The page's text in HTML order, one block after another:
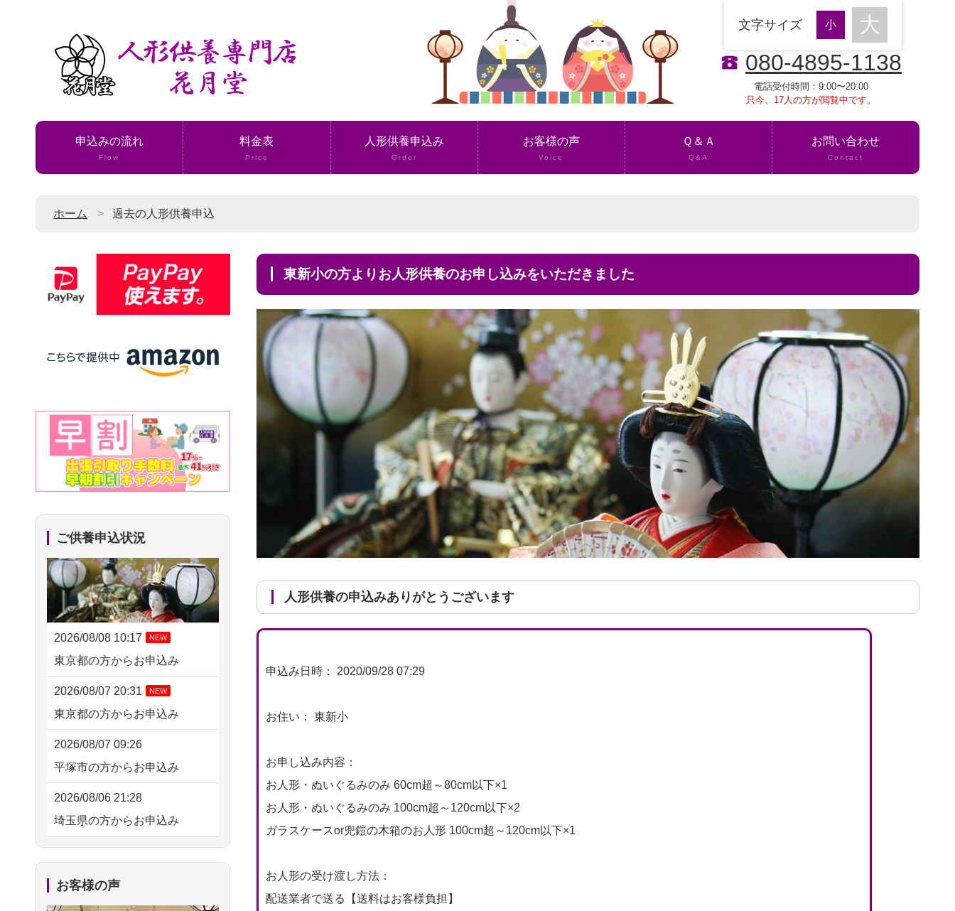
080-4895-1138
電話受付時間：9:00〜20:00
只今、17人の方が閲覧中です。
文字サイズ
申込みの流れ
Flow
料金表
Price
人形供養申込み
Order
お客様の声
Voice
Ｑ＆Ａ
Q&A
お問い合わせ
Contact
ホーム 過去の人形供養申込
東新小の方よりお人形供養のお申し込みをいただきました
人形供養の申込みありがとうございます
申込み日時： 2020/09/28 07:29
お住い： 東新小
お申し込み内容：
お人形・ぬいぐるみのみ 60cm超～80cm以下×1
お人形・ぬいぐるみのみ 100cm超～120cm以下×2
ガラスケースor兜鎧の木箱のお人形 100cm超～120cm以下×1
お人形の受け渡し方法：
配送業者で送る【送料はお客様負担】
ご供養申込状況
2026/08/08 10:17 NEW
東京都の方からお申込み
2026/08/07 20:31 NEW
東京都の方からお申込み
2026/08/07 09:26
平塚市の方からお申込み
2026/08/06 21:28
埼玉県の方からお申込み
2026/08/06 17:56
2026/08/06 10:06
お客様の声